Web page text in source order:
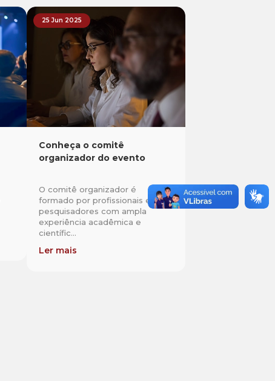
25 Jun 2025
Conheça o comitê
organizador do evento
O comitê organizador é
formado por profissionais e
pesquisadores com ampla
experiência acadêmica e
científic...
Ler mais